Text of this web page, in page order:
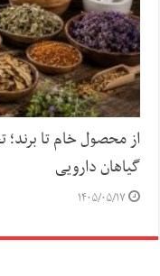
از محصول خام تا
گیاهان دارویی
۱۴۰۵/۰۵/۱۷